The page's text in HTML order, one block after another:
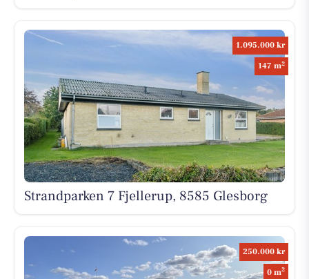
1.095.000 kr
147 m2
Strandparken 7 Fjellerup, 8585 Glesborg
250.000 kr
0 m2